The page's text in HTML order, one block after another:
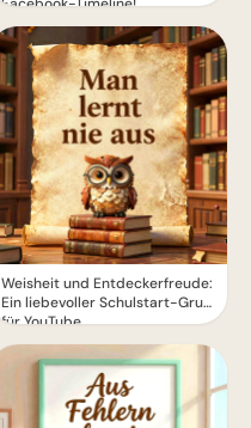
Weisheit und Entdeckerfreude:
Ein liebevoller Schulstart-Gruß
für YouTube